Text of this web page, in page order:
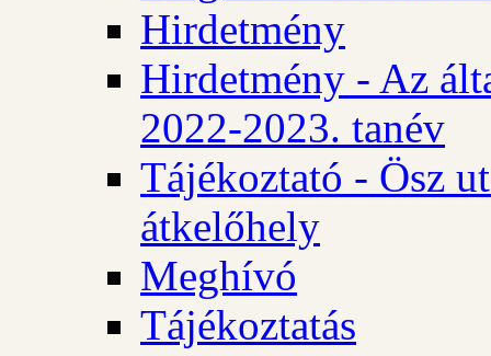
Hirdetmény
Hirdetmény - Az
2022-2023. tanév
Tájékoztató - Ösz
átkelőhely
Meghívó
Tájékoztatás